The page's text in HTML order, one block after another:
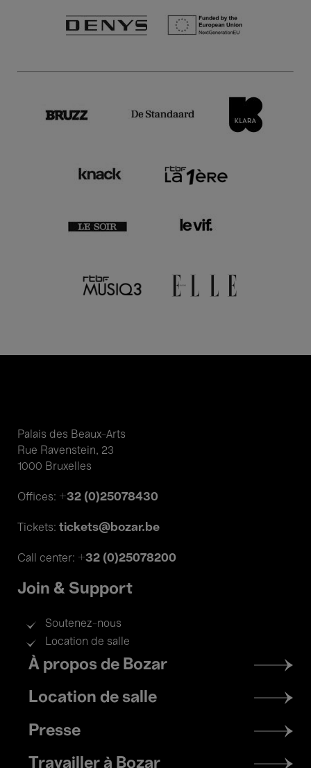
Palais des Beaux-Arts
Rue Ravenstein, 23
1000 Bruxelles
Offices: +32 (0)25078430
Tickets: tickets@bozar.be
Call center: +32 (0)25078200
Join & Support
Soutenez-nous
Location de salle
Footer
menu
À propos de Bozar
Location de salle
Presse
Travailler à Bozar